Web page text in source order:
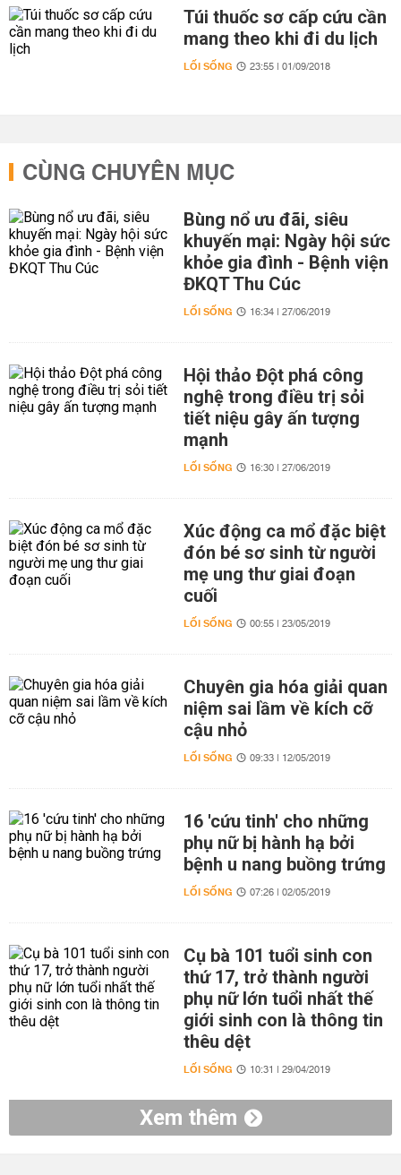
Túi thuốc sơ cấp cứu cần
mang theo khi đi du lịch
LỐI SỐNG 23:55 | 01/09/2018
CÙNG CHUYÊN MỤC
Bùng nổ ưu đãi, siêu
khuyến mại: Ngày hội sức
khỏe gia đình - Bệnh viện
ĐKQT Thu Cúc
LỐI SỐNG 16:34 | 27/06/2019
Hội thảo Đột phá công
nghệ trong điều trị sỏi
tiết niệu gây ấn tượng
mạnh
LỐI SỐNG 16:30 | 27/06/2019
Xúc động ca mổ đặc biệt
đón bé sơ sinh từ người
mẹ ung thư giai đoạn
cuối
LỐI SỐNG 00:55 | 23/05/2019
Chuyên gia hóa giải quan
niệm sai lầm về kích cỡ
cậu nhỏ
LỐI SỐNG 09:33 | 12/05/2019
16 'cứu tinh' cho những
phụ nữ bị hành hạ bởi
bệnh u nang buồng trứng
LỐI SỐNG 07:26 | 02/05/2019
Cụ bà 101 tuổi sinh con
thứ 17, trở thành người
phụ nữ lớn tuổi nhất thế
giới sinh con là thông tin
thêu dệt
LỐI SỐNG 10:31 | 29/04/2019
Xem thêm